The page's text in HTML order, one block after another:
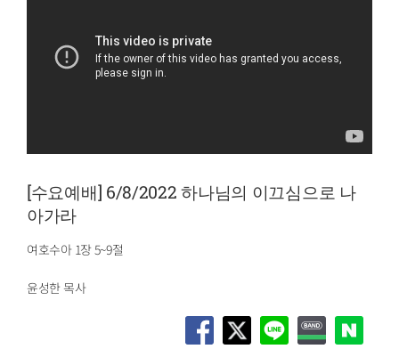
[수요예배] 6/8/2022 하나님의 이끄심으로 나
아가라
여호수아 1장 5~9절
윤성한 목사